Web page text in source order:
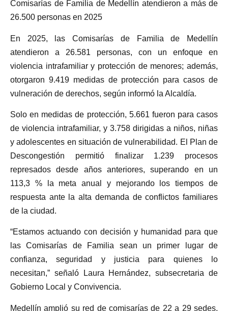
Comisarías de Familia de Medellín atendieron a más de
26.500 personas en 2025
En 2025, las Comisarías de Familia de Medellín
atendieron a 26.581 personas, con un enfoque en
violencia intrafamiliar y protección de menores; además,
otorgaron 9.419 medidas de protección para casos de
vulneración de derechos, según informó la Alcaldía.
Solo en medidas de protección, 5.661 fueron para casos
de violencia intrafamiliar, y 3.758 dirigidas a niños, niñas
y adolescentes en situación de vulnerabilidad. El Plan de
Descongestión permitió finalizar 1.239 procesos
represados desde años anteriores, superando en un
113,3 % la meta anual y mejorando los tiempos de
respuesta ante la alta demanda de conflictos familiares
de la ciudad.
“Estamos actuando con decisión y humanidad para que
las Comisarías de Familia sean un primer lugar de
confianza, seguridad y justicia para quienes lo
necesitan,” señaló Laura Hernández, subsecretaria de
Gobierno Local y Convivencia.
Medellín amplió su red de comisarías de 22 a 29 sedes,